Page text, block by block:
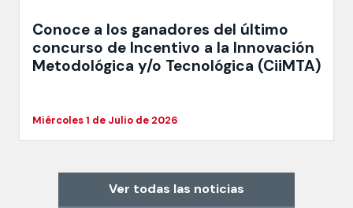
Conoce a los ganadores del último
concurso de Incentivo a la Innovación
Metodológica y/o Tecnológica (CiiMTA)
Miércoles 1 de Julio de 2026
Ver todas las noticias